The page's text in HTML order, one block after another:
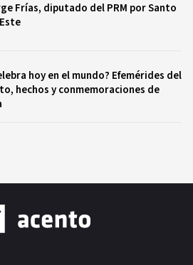
Frías, diputado del PRM por Santo
hoy en el mundo? Efemérides del
hechos y conmemoraciones de